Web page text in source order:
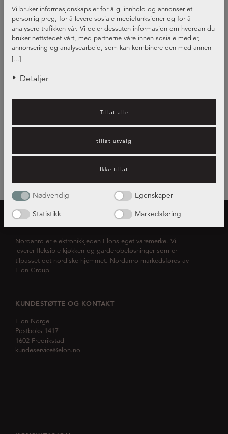
[...]
Vi bruker informasjonskapsler for å gi innhold og annonser et
personlig preg, for å levere sosiale mediefunksjoner og for å
analysere trafikken vår. Vi deler dessuten informasjon om hvordan du
bruker nettstedet vårt, med partnerne våre innen sosiale medier,
annonsering og analysearbeid, som kan kombinere den med annen
informasjon du har gjort tilgjengelig for dem, eller som de har samlet
Detaljer
Tillat alle
tillat utvalg
Ikke tillat
Nødvendig
Egenskaper
Statistikk
Markedsføring
Visar2av2
Nordanro er elektronikkjeden Elons eget varemerke. Vi
leverer fleksible kjøkken og garderobeløsninger som er
tilpasset det nordiske hjemmet. Nordanro markedsføres av
Elon Group
KUNDESTØTTE OG KONTAKT
Elon Norge
Postboks 1417
1602 Fredrikstad
kundeservice@elon.no